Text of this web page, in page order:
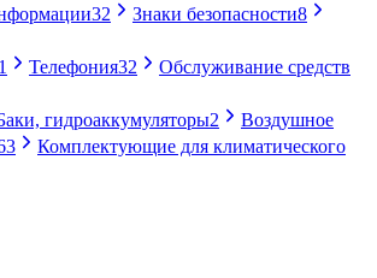
32 Знаки безопасности8
1 Телефония32
Обслуживание средств
гидроаккумуляторы2
Воздушное
Комплектующие для климатического